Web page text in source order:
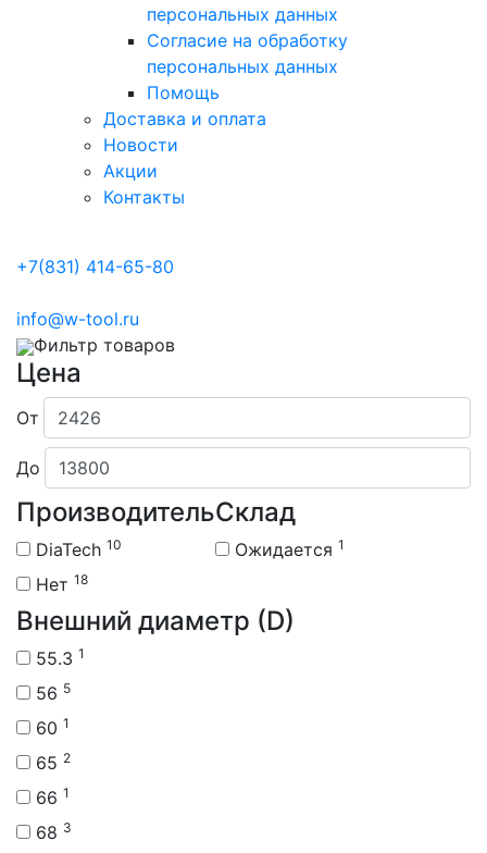
персональных данных
Согласие на обработку
персональных данных
Помощь
Доставка и оплата
Новости
Акции
Контакты
+7(831) 414-65-80
info@w-tool.ru
Фильтр товаров
Цена
От
До
Производитель
DiaTech 10
Нет 18
Внешний диаметр (D)
55.3 1
56 5
60 1
65 2
66 1
68 3
Склад
Ожидается 1